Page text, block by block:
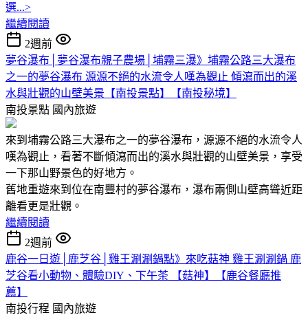
選...>
繼續閱讀
2週前
夢谷瀑布│夢谷瀑布親子農場│埔霧三瀑》埔霧公路三大瀑布
之一的夢谷瀑布 源源不絕的水流令人嘆為觀止 傾瀉而出的溪
水與壯觀的山壁美景【南投景點】【南投秘境】
南投景點 國內旅遊
來到埔霧公路三大瀑布之一的夢谷瀑布，源源不絕的水流令人
嘆為觀止，看著不斷傾瀉而出的溪水與壯觀的山壁美景，享受
一下那山野景色的好地方。
舊地重遊來到位在南豐村的夢谷瀑布，瀑布兩側山壁高聳近距
離看更是壯觀。
繼續閱讀
2週前
鹿谷一日遊│鹿芝谷│雞王涮涮鍋點》來吃菇神 雞王涮涮鍋 鹿
芝谷看小動物、體驗DIY、下午茶 【菇神】【鹿谷餐廳推
薦】
南投行程 國內旅遊